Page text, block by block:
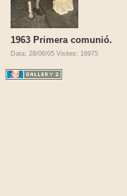
1963 Primera comunió.
Data: 28/06/05 Visites: 16975